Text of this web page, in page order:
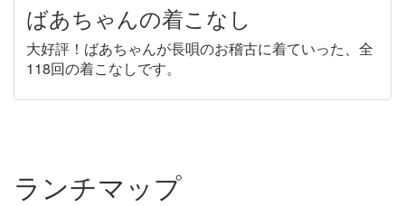
ばあちゃんの着こなし
大好評！ばあちゃんが長唄のお稽古に着ていった、全
118回の着こなしです。
ランチマップ